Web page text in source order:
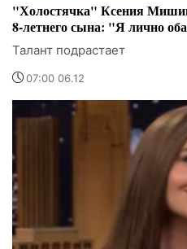
"Холостячка" Ксения
8-летнего сына: "Я лично
Талант подрастает
07:00 06.12